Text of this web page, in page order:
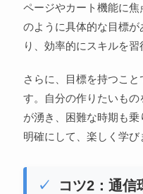
ページやカート機能に焦
のように具体的な目標
り、効率的にスキルを習
さらに、目標を持つこ
す。自分の作りたいも
が湧き、困難な時期も
明確にして、楽しく学び
コツ2：通信